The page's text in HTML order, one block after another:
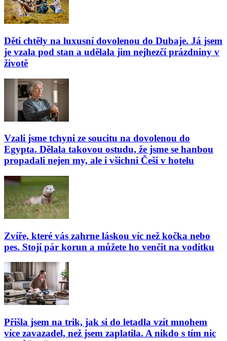
Děti chtěly na luxusní dovolenou do Dubaje. Já jsem
je vzala pod stan a udělala jim nejhezčí prázdniny v
životě
Vzali jsme tchyni ze soucitu na dovolenou do
Egypta. Dělala takovou ostudu, že jsme se hanbou
propadali nejen my, ale i všichni Češi v hotelu
Zvíře, které vás zahrne láskou víc než kočka nebo
pes. Stojí pár korun a můžete ho venčit na vodítku
Přišla jsem na trik, jak si do letadla vzít mnohem
více zavazadel, než jsem zaplatila. A nikdo s tím nic